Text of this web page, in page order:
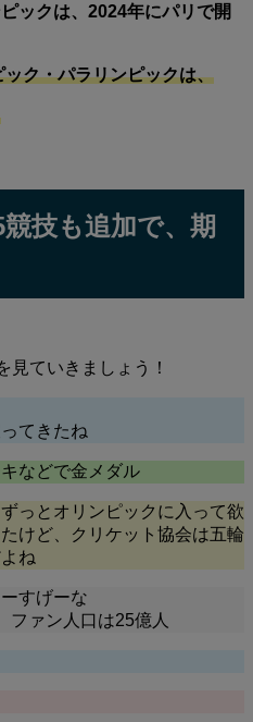
ックは、2024年にパリで開
ク・パラリンピックは、
技も追加で、期
見ていきましょう！
てきたね
などで金メダル
っとオリンピックに入って欲
けど、クリケット協会は五輪
ね
すげーな
ファン人口は25億人